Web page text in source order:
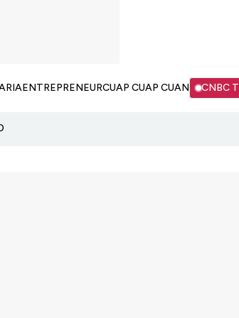
ENTREPRENEURCUAP CUAP CUAN CNBC